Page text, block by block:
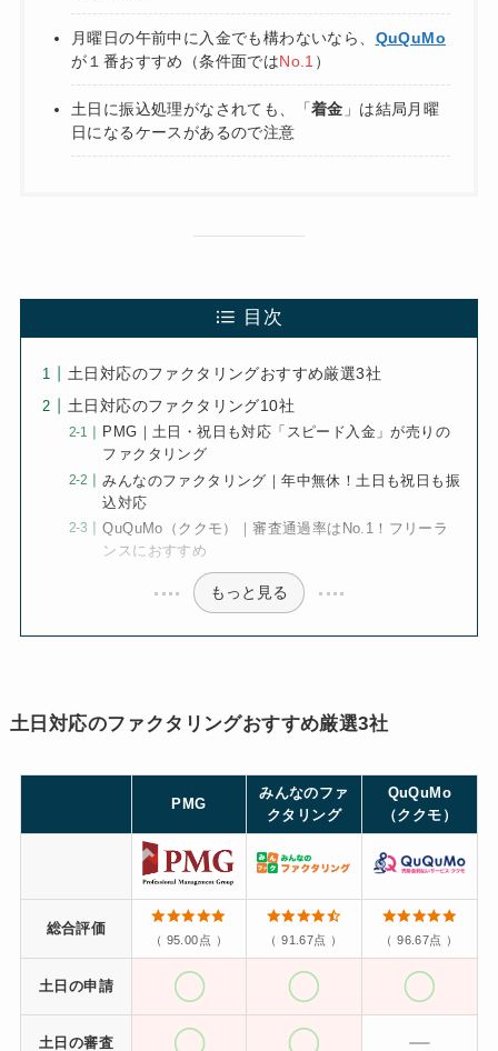
月曜日の午前中に入金でも構わないなら、 QuQuMo
が１番おすすめ（条件面ではNo.1 ）
土日に振込処理がなされても、「着金 」は結局月曜
日になるケースがあるので注意
目次
土日対応のファクタリングおすすめ厳選3社
土日対応のファクタリング10社
PMG｜土日・祝日も対応「スピード入金」が売りの
ファクタリング
みんなのファクタリング｜年中無休！土日も祝日も振
込対応
QuQuMo（ククモ）｜審査通過率はNo.1！フリーラ
ンスにおすすめ
もっと見る
土日対応のファクタリングおすすめ厳選3社
PMG
みんなのファ
クタリング
QuQuMo
（ククモ）
総合評価
（ 95.00点 ） （ 91.67点 ） （ 96.67点 ）
土日の申請
土日の審査